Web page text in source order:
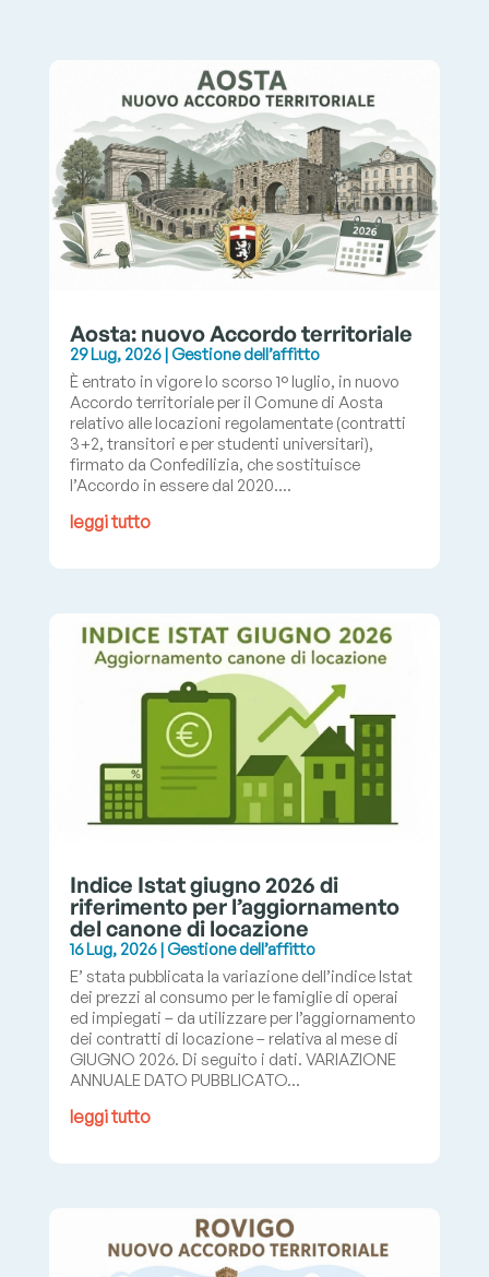
Aosta: nuovo Accordo territoriale
29 Lug, 2026|Gestione dell’affitto
È entrato in vigore lo scorso 1° luglio, in nuovo
Accordo territoriale per il Comune di Aosta
relativo alle locazioni regolamentate (contratti
3+2, transitori e per studenti universitari),
firmato da Confedilizia, che sostituisce
l’Accordo in essere dal 2020....
leggi tutto
Indice Istat giugno 2026 di
riferimento per l’aggiornamento
del canone di locazione
16 Lug, 2026|Gestione dell’affitto
E’ stata pubblicata la variazione dell’indice Istat
dei prezzi al consumo per le famiglie di operai
ed impiegati – da utilizzare per l’aggiornamento
dei contratti di locazione – relativa al mese di
GIUGNO 2026. Di seguito i dati. VARIAZIONE
ANNUALE DATO PUBBLICATO...
leggi tutto